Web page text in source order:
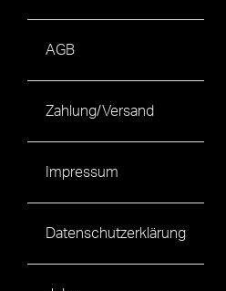
AGB
Zahlung/Versand
Impressum
Datenschutzerklärung